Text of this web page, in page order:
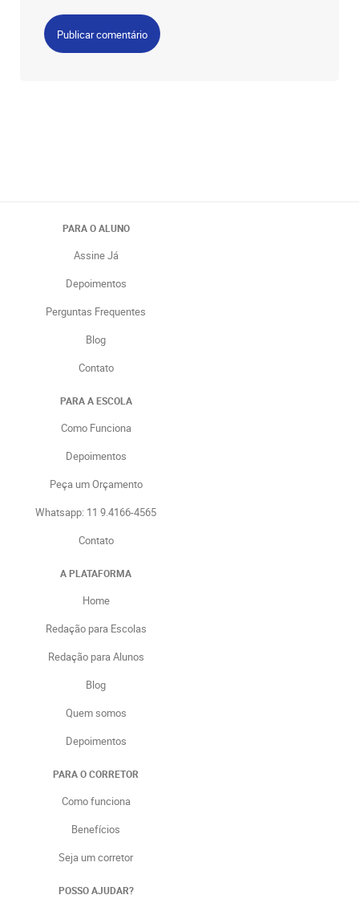
PARA O ALUNO
Assine Já
Depoimentos
Perguntas Frequentes
Blog
Contato
PARA A ESCOLA
Como Funciona
Depoimentos
Peça um Orçamento
Whatsapp: 11 9.4166-4565
Contato
A PLATAFORMA
Home
Redação para Escolas
Redação para Alunos
Blog
Quem somos
Depoimentos
PARA O CORRETOR
Como funciona
Benefícios
Seja um corretor
POSSO AJUDAR?